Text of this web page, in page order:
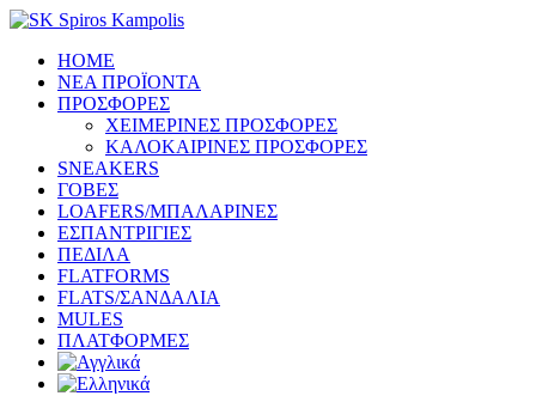
HOME
ΝΕΑ ΠΡΟΪΟΝΤΑ
ΠΡΟΣΦΟΡΕΣ
ΧΕΙΜΕΡΙΝΕΣ ΠΡΟΣΦΟΡΕΣ
ΚΑΛΟΚΑΙΡΙΝΕΣ ΠΡΟΣΦΟΡΕΣ
SNEAKERS
ΓΟΒΕΣ
LOAFERS/ΜΠΑΛΑΡΙΝΕΣ
ΕΣΠΑΝΤΡΙΓΙΕΣ
ΠΕΔΙΛΑ
FLATFORMS
FLATS/ΣΑΝΔΑΛΙΑ
MULES
ΠΛΑΤΦΟΡΜΕΣ